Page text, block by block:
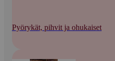
Pyörykät, pihvit ja ohukaiset